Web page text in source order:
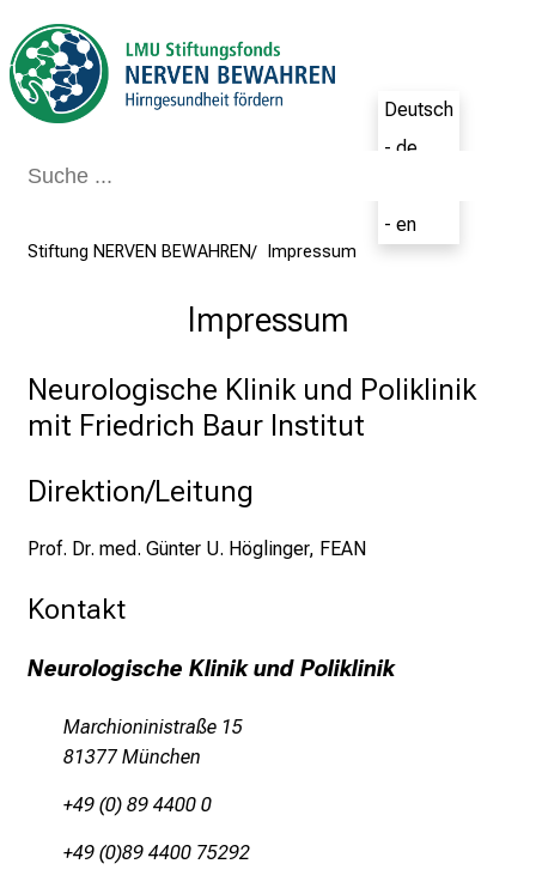
Deutsch
- de
- en
Stiftung NERVEN BEWAHREN Impressum
Impressum
Neurologische Klinik und Poliklinik
mit Friedrich Baur Institut
Direktion/Leitung
Prof. Dr. med. Günter U. Höglinger, FEAN
Kontakt
Neurologische Klinik und Poliklinik
Marchioninistraße 15
81377 München
+49 (0) 89 4400 0
+49 (0)89 4400 75292